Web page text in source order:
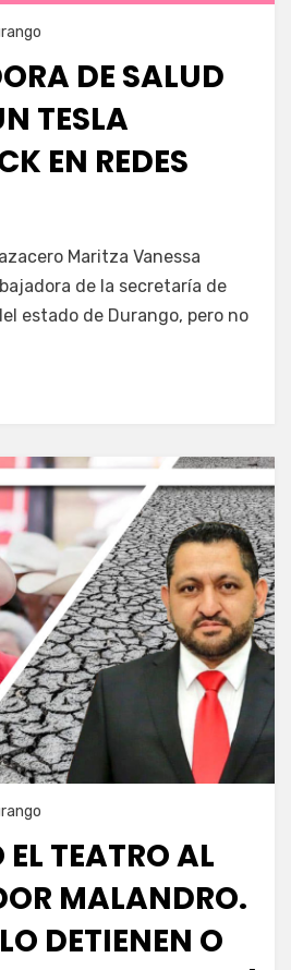
DE SALUD
TESLA
EN REDES
Servín
Maritza Vanessa
de la secretaría de
estado de Durango, pero no
EL TEATRO AL
MALANDRO.
DETIENEN O